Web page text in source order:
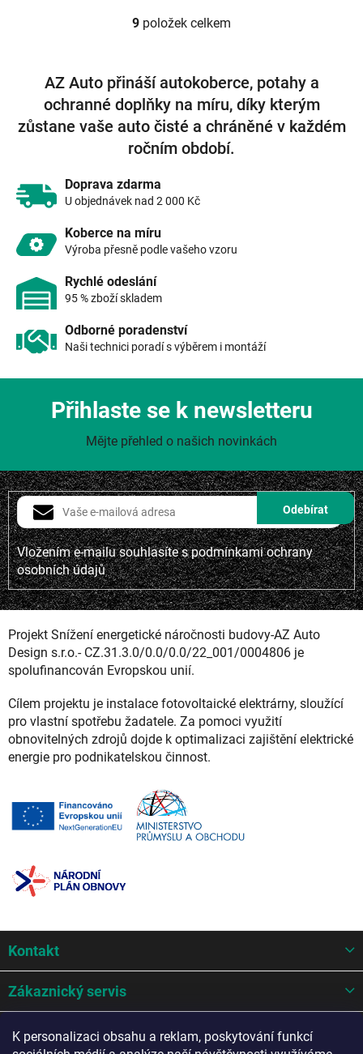
K personalizaci obsahu a reklam, poskytování funkcí
O
á
d
a
c
í
p
k
ý
9 položek celkem
AZ Auto přináší autokoberce, potahy a
ochranné doplňky na míru, díky kterým
zůstane vaše auto čisté a chráněné v každém
ročním období.
Doprava zdarma
U objednávek nad 2 000 Kč
Koberce na míru
Výroba přesně podle vašeho vzoru
Rychlé odeslání
95 % zboží skladem
Odborné poradenství
Naši technici poradí s výběrem i montáží
Vložením e-mailu souhlasíte spodmínkami ochrany
osobních údajů
Přihlaste se k newsletteru
Mějte přehled o našich novinkách
Projekt Snížení energetické náročnosti budovy-AZ Auto
Design s.r.o.- CZ.31.3.0/0.0/0.0/22_001/0004806 je
spolufinancován Evropskou unií.
Cílem projektu je instalace fotovoltaické elektrárny, sloužící
pro vlastní spotřebu žadatele. Za pomoci využití
obnovitelných zdrojů dojde k optimalizaci zajištění elektrické
energie pro podnikatelskou činnost.
p
t
Kontakt
Zákaznický servis
Mohlo by se hodit